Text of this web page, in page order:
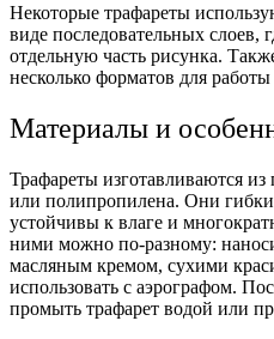
Некоторые трафареты
виде последовательных слоев,
отдельную часть рисунка.
несколько форматов для
Материалы и
Трафареты изготавливаются
или полипропилена. Они
устойчивы к влаге и
ними можно по-разному:
масляным кремом, сухими
использовать с аэрографом.
промыть трафарет водой или